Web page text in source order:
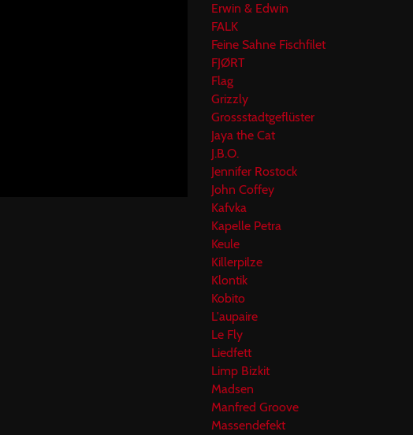
Erwin & Edwin
FALK
Feine Sahne Fischfilet
FJØRT
Flag
Grizzly
Grossstadtgeflüster
Jaya the Cat
J.B.O.
Jennifer Rostock
John Coffey
Kafvka
Kapelle Petra
Keule
Killerpilze
Klontik
Kobito
L'aupaire
Le Fly
Liedfett
Limp Bizkit
Madsen
Manfred Groove
Massendefekt